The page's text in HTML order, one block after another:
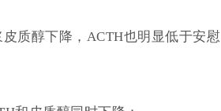
质醇下降，ACTH也明显低于安慰